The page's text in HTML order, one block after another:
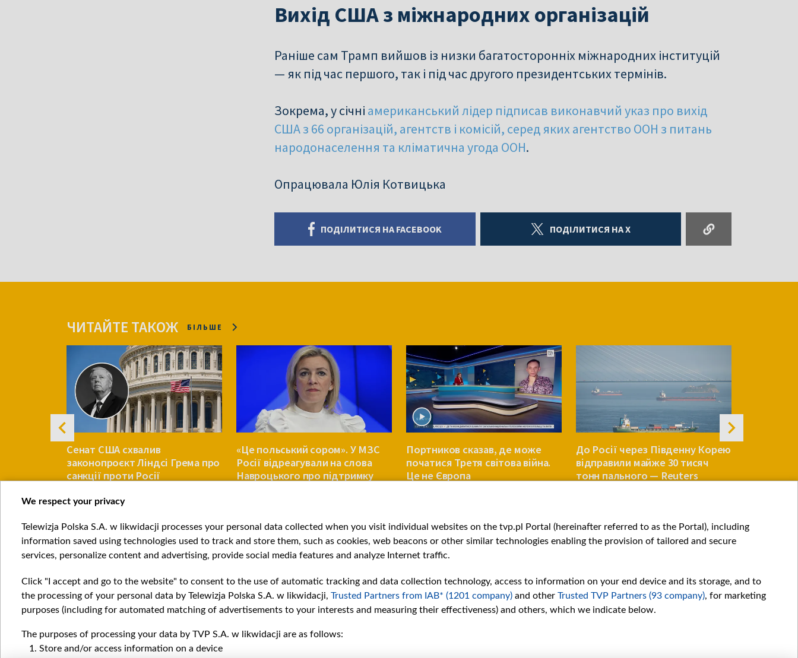
Вихід США з міжнародних організацій
Раніше сам Трамп вийшов із низки багатосторонніх міжнародних інституцій
— як під час першого, так і під час другого президентських термінів.
Зокрема, у січні американський лідер підписав виконавчий указ про вихід
США з 66 організацій, агентств і комісій, серед яких агентство ООН з питань
народонаселення та кліматична угода ООН.
Опрацювала Юлія Котвицька
ПОДІЛИТИСЯ НА FACEBOOK ПОДІЛИТИСЯ НА X
ЧИТАЙТЕ ТАКОЖ БІЛЬШЕ
Сенат США схвалив
законопроєкт Ліндсі Грема про
санкції проти Росії
СВІТ
«Це польський сором». У МЗС
Росії відреагували на слова
Навроцького про підтримку
Портников сказав, де може
початися Третя світова війна.
Це не Європа
До Росії через Південну Корею
відправили майже 30 тисяч
тонн пального — Reuters
Item
1
of
Категорії
We respect your privacy
Telewizja Polska S.A. w likwidacji processes your personal data collected when you visit individual websites on the tvp.pl Portal (hereinafter referred to as the Portal), including
information saved using technologies used to track and store them, such as cookies, web beacons or other similar technologies enabling the provision of tailored and secure
services, personalize content and advertising, provide social media features and analyze Internet traffic.
Click "I accept and go to the website" to consent to the use of automatic tracking and data collection technology, access to information on your end device and its storage, and to
the processing of your personal data by Telewizja Polska S.A. w likwidacji, Trusted Partners from IAB* (1201 company) and other Trusted TVP Partners (93 company), for marketing
purposes (including for automated matching of advertisements to your interests and measuring their effectiveness) and others, which we indicate below.
The purposes of processing your data by TVP S.A. w likwidacji are as follows:
Store and/or access information on a device